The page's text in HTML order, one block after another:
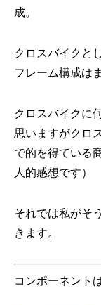
成。
クロスバイクと
フレーム構成は
クロスバイクに
思いますがクロ
で的を得ている
人的感想です）
それでは私がそ
きます。
コンポーネント